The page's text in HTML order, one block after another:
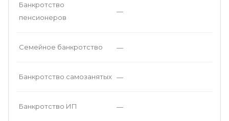
Банкротство
пенсионеров
—
Семейное банкротство —
Банкротство самозанятых —
Банкротство ИП —